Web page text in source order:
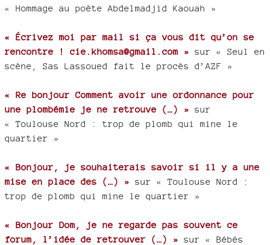
« Hommage au poète Abdelmadjid Kaouah »
« Écrivez moi par mail si ça vous dit qu’on se
rencontre ! cie.khomsa@gmail.com » sur « Seul en
scène, Sas Lassoued fait le procès d’AZF »
« Re bonjour Comment avoir une ordonnance pour
une plombémie je ne retrouve (…) » sur
« Toulouse Nord : trop de plomb qui mine le
quartier »
« Bonjour, je souhaiterais savoir si il y a une
mise en place des (…) » sur « Toulouse Nord :
trop de plomb qui mine le quartier »
« Bonjour Dom, je ne regarde pas souvent ce
forum, l’idée de retrouver (…) » sur « Bébés